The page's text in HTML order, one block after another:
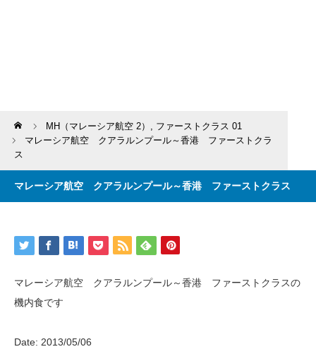
Home MH（マレーシア航空 2） , ファーストクラス 01
マレーシア航空 クアラルンプール～香港 ファーストクラ
ス
マレーシア航空 クアラルンプール～香港 ファーストクラス
マレーシア航空 クアラルンプール～香港 ファーストクラスの
機内食です
Date: 2013/05/06